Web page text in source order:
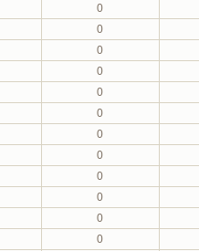
0
0
0
0
0
0
0
0
0
0
0
0